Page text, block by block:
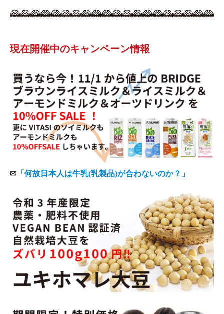
現在開催中のキャンペーン情報
✉ 「何故日本人は牛乳(乳製品)が合わないのか？」